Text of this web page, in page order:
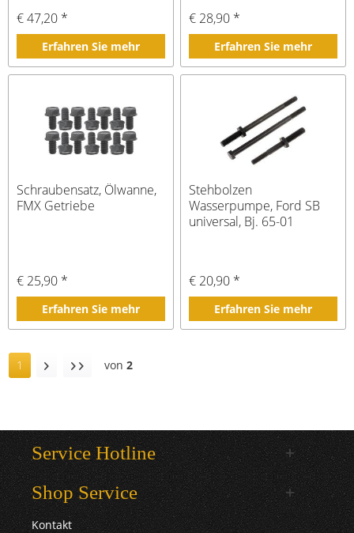
€ 47,20 *
Erfahren Sie mehr
€ 28,90 *
Erfahren Sie mehr
Schraubensatz, Ölwanne,
FMX Getriebe
€ 25,90 *
Erfahren Sie mehr
Stehbolzen
Wasserpumpe, Ford SB
universal, Bj. 65-01
€ 20,90 *
Erfahren Sie mehr
1 von 2
Service Hotline
Shop Service
Kontakt